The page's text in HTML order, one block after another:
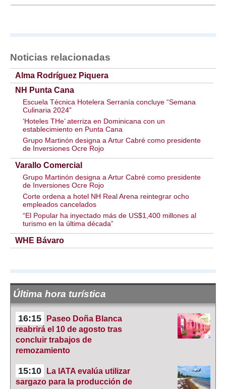
Noticias relacionadas
Alma Rodríguez Piquera
NH Punta Cana
Escuela Técnica Hotelera Serranía concluye “Semana
Culinaria 2024”
‘Hoteles THe’ aterriza en Dominicana con un
establecimiento en Punta Cana
Grupo Martinón designa a Artur Cabré como presidente
de Inversiones Ocre Rojo
Varallo Comercial
Grupo Martinón designa a Artur Cabré como presidente
de Inversiones Ocre Rojo
Corte ordena a hotel NH Real Arena reintegrar ocho
empleados cancelados
“El Popular ha inyectado más de US$1,400 millones al
turismo en la última década”
WHE Bávaro
Última hora turística
16:15
Paseo Doña Blanca
reabrirá el 10 de agosto tras
concluir trabajos de
remozamiento
15:10
La IATA evalúa utilizar
sargazo para la producción de